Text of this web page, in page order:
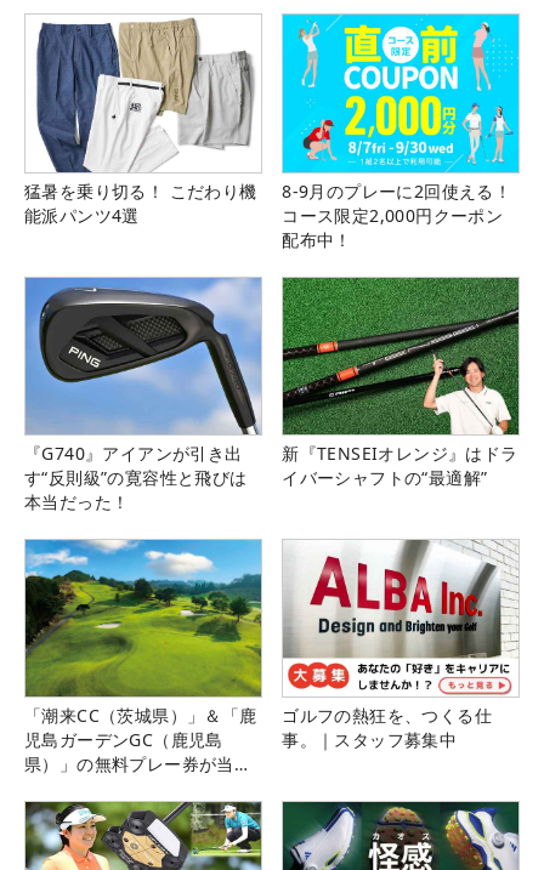
猛暑を乗り切る！ こだわり機
能派パンツ4選
8-9月のプレーに2回使える！
コース限定2,000円クーポン
配布中！
『G740』アイアンが引き出
す“反則級”の寛容性と飛びは
本当だった！
新『TENSEIオレンジ』はドラ
イバーシャフトの“最適解”
「潮来CC（茨城県）」＆「鹿
児島ガーデンGC（鹿児島
県）」の無料プレー券が当た
ゴルフの熱狂を、つくる仕
事。｜スタッフ募集中